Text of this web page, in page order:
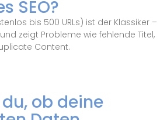
SEO?
bis 500 URLs) ist der Klassiker –
zeigt Probleme wie fehlende Titel,
Content.
ob deine